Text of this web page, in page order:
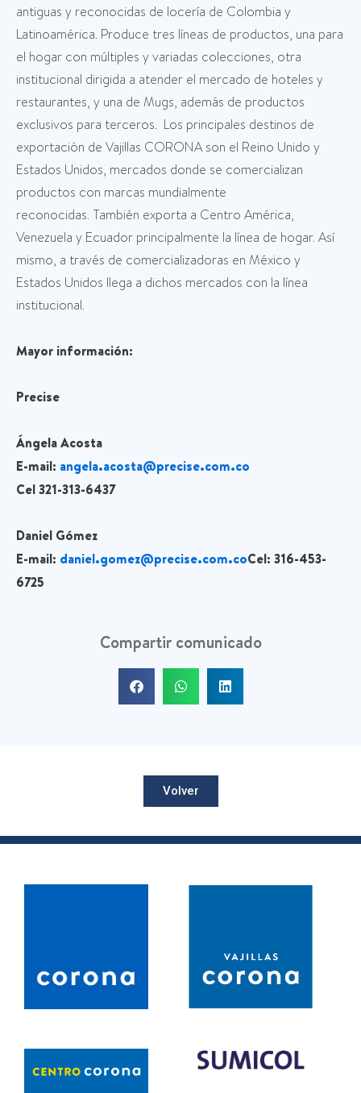
antiguas y reconocidas de locería de Colombia y
Latinoamérica. Produce tres líneas de productos, una para
el hogar con múltiples y variadas colecciones, otra
institucional dirigida a atender el mercado de hoteles y
restaurantes, y una de Mugs, además de productos
exclusivos para terceros. Los principales destinos de
exportación de Vajillas CORONA son el Reino Unido y
Estados Unidos, mercados donde se comercializan
productos con marcas mundialmente
reconocidas. También exporta a Centro América,
Venezuela y Ecuador principalmente la línea de hogar. Así
mismo, a través de comercializadoras en México y
Estados Unidos llega a dichos mercados con la línea
institucional.
Mayor información:
Precise
Ángela Acosta
E-mail: angela.acosta@precise.com.co
Cel 321-313-6437
Daniel Gómez
E-mail: daniel.gomez@precise.com.coCel: 316-453-
6725
Compartir comunicado
Volver